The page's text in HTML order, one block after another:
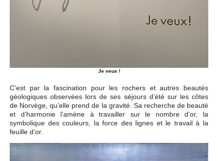
Je veux !
C’est par la fascination pour les rochers et autres beautés
géologiques observées lors de ses séjours d’été sur les côtes
de Norvège, qu’elle prend de la gravité. Sa recherche de beauté
et d’harmonie l’amène à travailler sur le nombre d’or, la
symbolique des couleurs, la force des lignes et le travail à la
feuille d’or.